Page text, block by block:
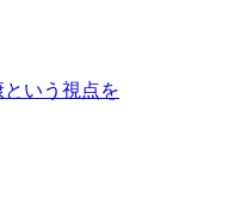
いう視点を